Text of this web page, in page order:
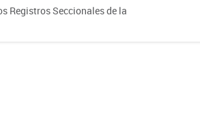
Registros Seccionales de la